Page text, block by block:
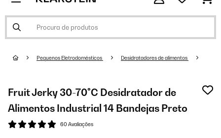
Pequenos Eletrodomésticos Desidratadores de alimentos
Fruit Jerky 30-70°C Desidratador de
Alimentos Industrial 14 Bandejas Preto
60 Avaliações